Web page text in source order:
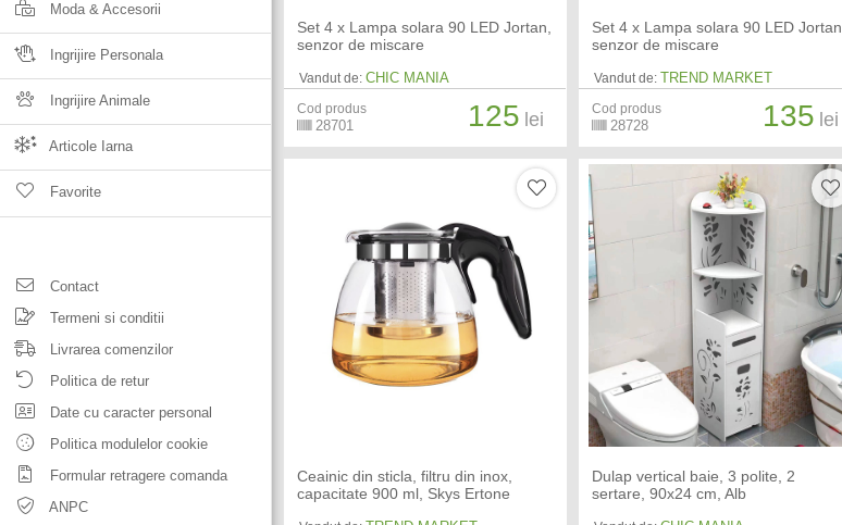
Moda & Accesorii
Ingrijire Personala
Ingrijire Animale
Articole Iarna
Favorite
Contact
Termeni si conditii
Livrarea comenzilor
Politica de retur
Date cu caracter personal
Politica modulelor cookie
Formular retragere comanda
ANPC
Set 4 x Lampa solara 90 LED Jortan,
senzor de miscare
Vandut de: CHIC MANIA
Cod produs
28701 125 lei
Set 4 x Lampa solara 90 LED
senzor de miscare
Vandut de: TREND MARKET
Cod produs
28728 135 lei
Ceainic din sticla, filtru din inox,
capacitate 900 ml, Skys Ertone
Dulap vertical baie, 3 polite, 2
sertare, 90x24 cm, Alb